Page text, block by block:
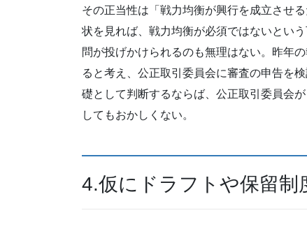
その正当性は「戦力均衡が興行を成立させ
状を見れば、戦力均衡が必須ではないとい
問が投げかけられるのも無理はない。昨年
ると考え、公正取引委員会に審査の申告を
礎として判断するならば、公正取引委員会
してもおかしくない。
4.仮にドラフトや保留制